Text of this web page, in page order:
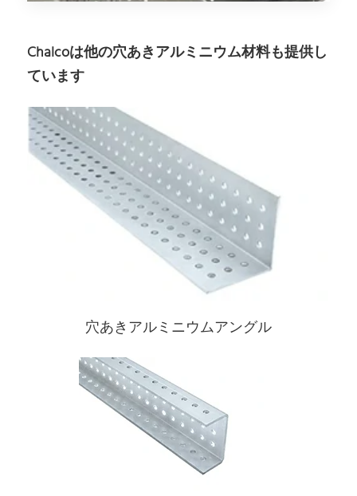
Chalcoは他の穴あきアルミニウム材料も提供し
ています
穴あきアルミニウムアングル